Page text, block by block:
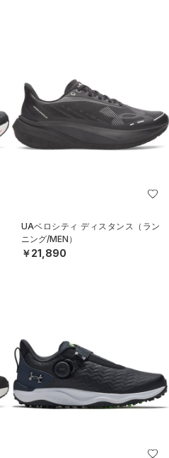
UAベロシティ ディスタンス（ラン
ニング/MEN）
￥21,890